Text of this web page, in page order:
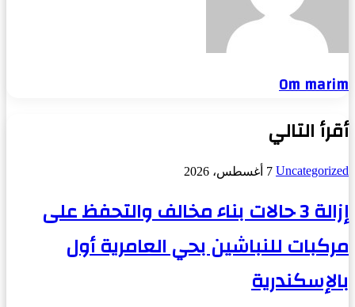
Om marim
أقرأ التالي
Uncategorized 7 أغسطس، 2026
إزالة 3 حالات بناء مخالف والتحفظ على
مركبات للنباشين بحي العامرية أول
بالإسكندرية